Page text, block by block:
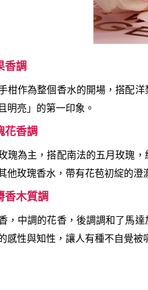
香調
柑作為整個香水的開場，搭配
明亮」的第一印象。
花香調
瑰為主，搭配南法的五月玫瑰
他玫瑰香水，帶有花苞初綻的澄
香木質調
，中調的花香，後調調和了馬
感性與知性，讓人有種不自覺被